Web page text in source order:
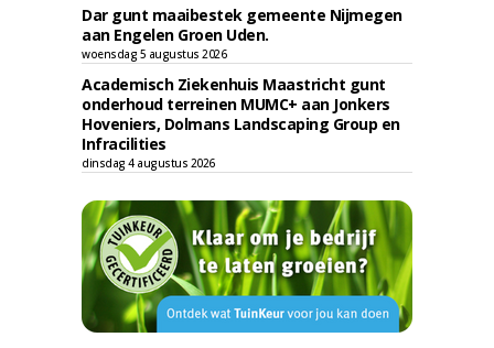
Dar gunt maaibestek gemeente Nijmegen
aan Engelen Groen Uden.
woensdag 5 augustus 2026
Academisch Ziekenhuis Maastricht gunt
onderhoud terreinen MUMC+ aan Jonkers
Hoveniers, Dolmans Landscaping Group en
Infracilities
dinsdag 4 augustus 2026